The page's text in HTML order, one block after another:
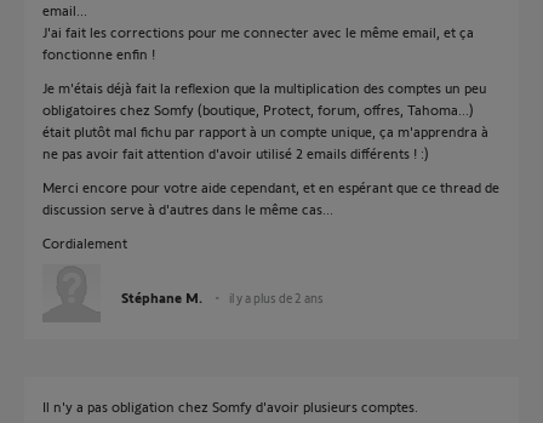
email...
J'ai fait les corrections pour me connecter avec le même email, et ça
fonctionne enfin !
Je m'étais déjà fait la reflexion que la multiplication des comptes un peu
obligatoires chez Somfy (boutique, Protect, forum, offres, Tahoma...)
était plutôt mal fichu par rapport à un compte unique, ça m'apprendra à
ne pas avoir fait attention d'avoir utilisé 2 emails différents ! :)
Merci encore pour votre aide cependant, et en espérant que ce thread de
discussion serve à d'autres dans le même cas...
Cordialement
Stéphane M. il y a plus de 2 ans
Il n'y a pas obligation chez Somfy d'avoir plusieurs comptes.